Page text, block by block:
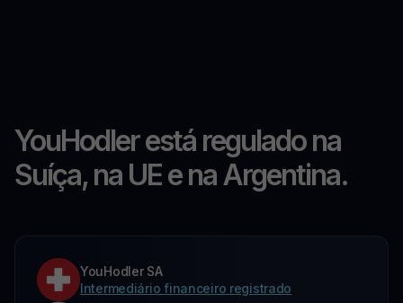
YouHodler está regulado na
Suíça, na UE e na Argentina.
YouHodler SA
Intermediário financeiro registrado